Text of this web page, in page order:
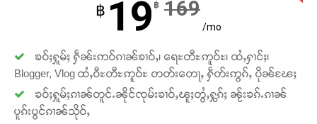
တႃႇႁႂ်ႈသဵင်ၵၢင်ၸႂ်ၵူၼ်းမိူင်း ၵူႈတီႈၵူႈလႅၼ်ပေႃးတေၸွ
ဝ်ႇၽူႈတွႆႇႁွၵ်ႈ လႆႈယူႇၶႃႈဢေႃႈ။
Donate Now
฿ 19 ฿ 169
/mo
ၶဝ်ႈႁူမ်ႈ ႁဵၼ်းဢဝ်ၵၢၼ်ၶၢဝ်ႇ၊ ရေႊတီႊဢူဝ်ႊ၊ ထႆႇႁၢင်ႈ၊
Blogger, Vlog ထႆႇဝီႊတီႊဢူဝ်ႊ တတ်းတေႃႇ ႁဵတ်းဢွၵ်ႇ ပိုၼ်ၽႄႈ
ၶဝ်ႈႁူမ်ႈၵၢၼ်တူင်ႉၼိုင်ၸုမ်းၶၢဝ်ႇၽူႈတွႆႇႁွၵ်ႈ ၼႂ်းၶၵ်ႉၵၢၼ်
ပူၵ်းပွင်ၵၢၼ်သိုဝ်ႇ